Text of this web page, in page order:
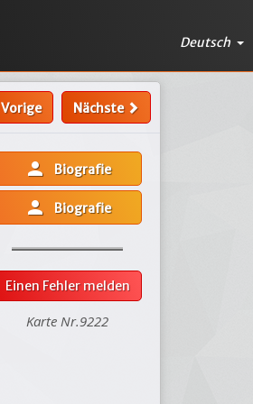
Deutsch
Vorige Nächste
person Biografie
person Biografie
Einen Fehler melden
Karte Nr.9222